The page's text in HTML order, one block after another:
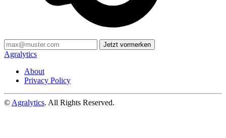
Jetzt vormerken
Agralytics
About
Privacy Policy
© Agralytics. All Rights Reserved.